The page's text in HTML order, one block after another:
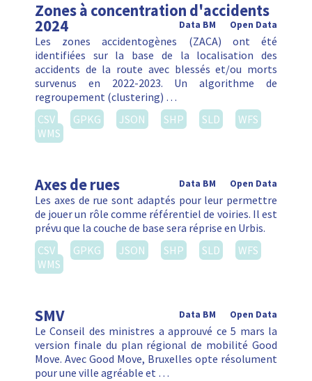
Zones à concentration d'accidents
2024 Open Data
Data BM
Les zones accidentogènes (ZACA) ont été
identifiées sur la base de la localisation des
accidents de la route avec blessés et/ou morts
survenus en 2022-2023. Un algorithme de
regroupement (clustering) …
CSV
GPKG JSON SHP SLD
WFS
WMS
Axes de rues Open Data
Data BM
Les axes de rue sont adaptés pour leur permettre
de jouer un rôle comme référentiel de voiries. Il est
prévu que la couche de base sera réprise en Urbis.
CSV
GPKG JSON SHP SLD
WFS
WMS
SMV Open Data
Data BM
Le Conseil des ministres a approuvé ce 5 mars la
version finale du plan régional de mobilité Good
Move. Avec Good Move, Bruxelles opte résolument
pour une ville agréable et …